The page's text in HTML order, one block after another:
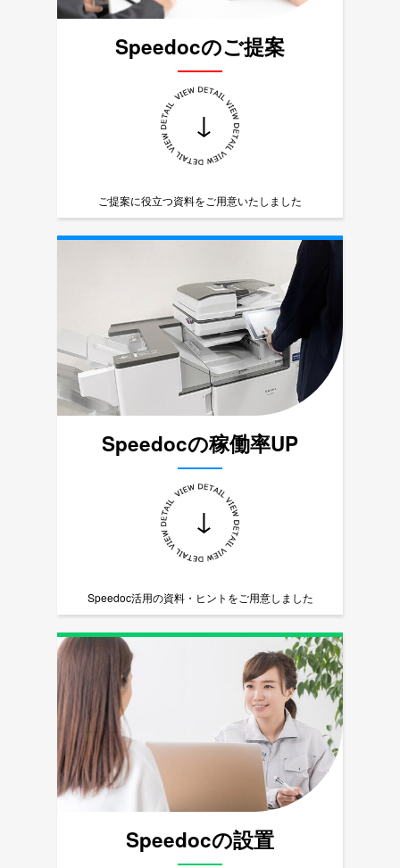
Speedocのご提案
↓
ご提案に役立つ資料をご用意いたしました
Speedocの稼働率UP
↓
Speedoc活用の資料・ヒントをご用意しました
Speedocの設置